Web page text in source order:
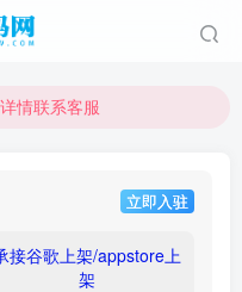
情联系客服
情联系客服
立即入驻
接谷歌上架/appstore上
架